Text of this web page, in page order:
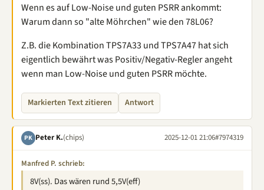
Wenn es auf Low-Noise und guten PSRR ankommt:
Warum dann so "alte Möhrchen" wie den 78L06?
Z.B. die Kombination TPS7A33 und TPS7A47 hat sich
eigentlich bewährt was Positiv/Negativ-Regler angeht
wenn man Low-Noise und guten PSRR möchte.
Markierten Text zitieren Antwort
PK Peter K.(chips) 2025-12-01 21:06#7974319
Manfred P. schrieb:
8V(ss). Das wären rund 5,5V(eff)